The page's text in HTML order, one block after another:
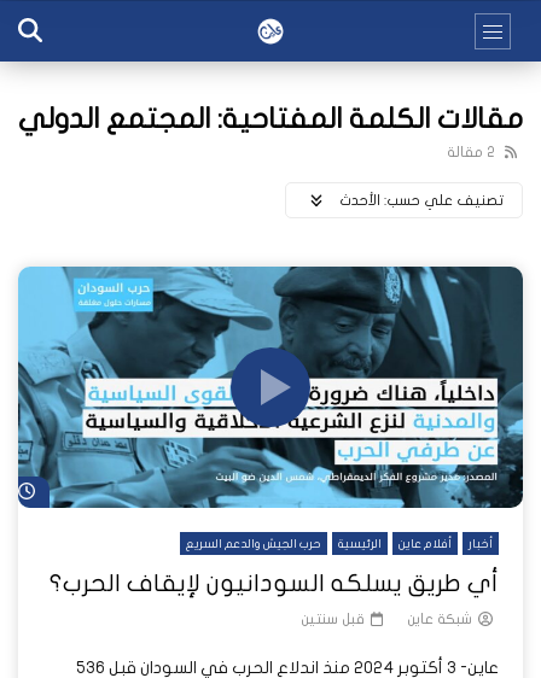
مقالات الكلمة المفتاحية: المجتمع الدولي
2 مقالة
تصنيف علي حسب: اﻷحدث
أخبار أفلام عاين الرئيسية حرب الجيش والدعم السريع
أي طريق يسلكه السودانيون لإيقاف الحرب؟
شبكة عاين قبل سنتين
عاين- 3 أكتوبر 2024 منذ اندلاع الحرب في السودان قبل 536